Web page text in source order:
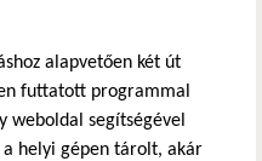
alapvetően két út
futtatott programmal
weboldal segítségével
helyi gépen tárolt, akár